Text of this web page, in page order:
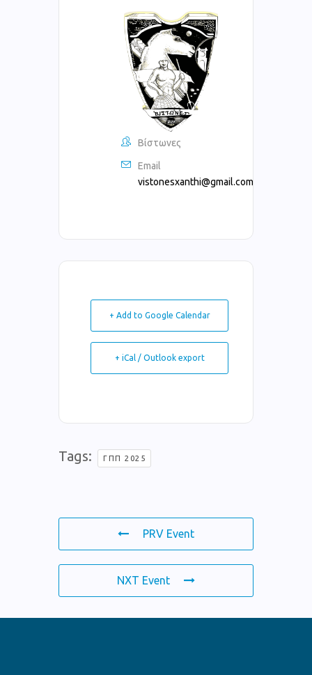
Βίστωνες
Email
vistonesxanthi@gmail.com
+ Add to Google Calendar
+ iCal / Outlook export
Tags: ΓΠΠ 2025
PRV Event
NXT Event